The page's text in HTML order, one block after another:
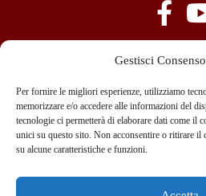
Gestisci
Per fornire le migliori esperienze, utilizziamo
memorizzare e/o accedere alle informazioni del
tecnologie ci permetterà di elaborare dati come il
unici su questo sito. Non acconsentire o ritirare il
su alcune caratteristiche e funzioni.
+39 351 970 89 33